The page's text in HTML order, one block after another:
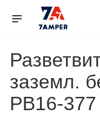
заземл.
РВ16-377